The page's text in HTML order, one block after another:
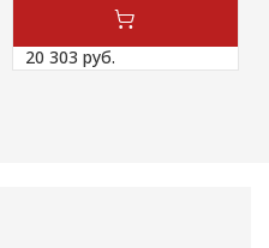
20 303 руб.